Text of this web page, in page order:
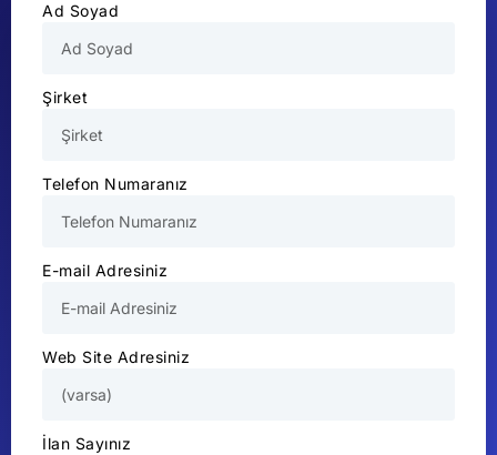
Ad Soyad
Şirket
Telefon Numaranız
E-mail Adresiniz
Web Site Adresiniz
İlan Sayınız